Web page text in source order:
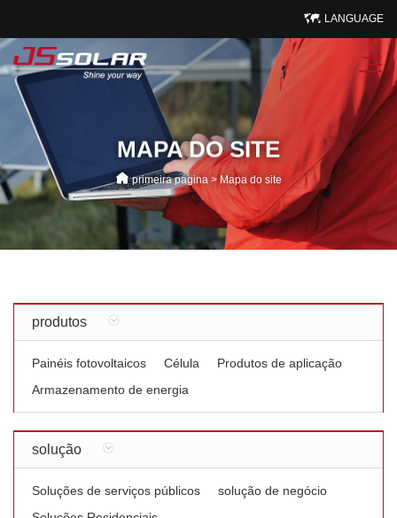
LANGUAGE
MAPA DO SITE
primeira página >Mapa do site
produtos
Painéis fotovoltaicos Célula
Produtos de aplicação
Armazenamento de energia
solução
Soluções de serviços públicos
solução de negócio